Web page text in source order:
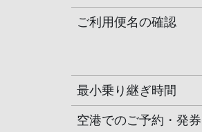
ご利用便名の確認
最小乗り継ぎ時間
空港でのご予約・発券